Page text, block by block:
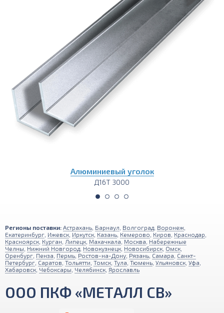
Алюминиевый лист
Д16Т 1200х3000
Регионы поставки: Астрахань Барнаул Волгоград Воронеж
Екатеринбург Ижевск Иркутск Казань Кемерово Киров Краснодар
Красноярск Курган Липецк Махачкала Москва Набережные
Челны Нижний Новгород Новокузнецк Новосибирск Омск
Оренбург Пенза Пермь Ростов-на-Дону Рязань Самара Санкт-
Петербург Саратов Тольятти Томск Тула Тюмень Ульяновск Уфа
Хабаровск Чебоксары Челябинск Ярославль
ООО ПКФ «МЕТАЛЛ СВ»